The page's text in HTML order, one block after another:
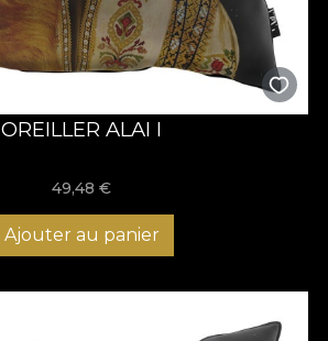
OREILLER ALAI I
49,48 €
Ajouter au panier